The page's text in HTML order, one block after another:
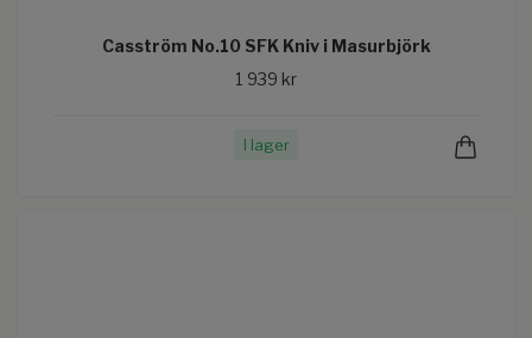
Casström No.10 SFK Kniv i Masurbjörk
1 939 kr
I lager